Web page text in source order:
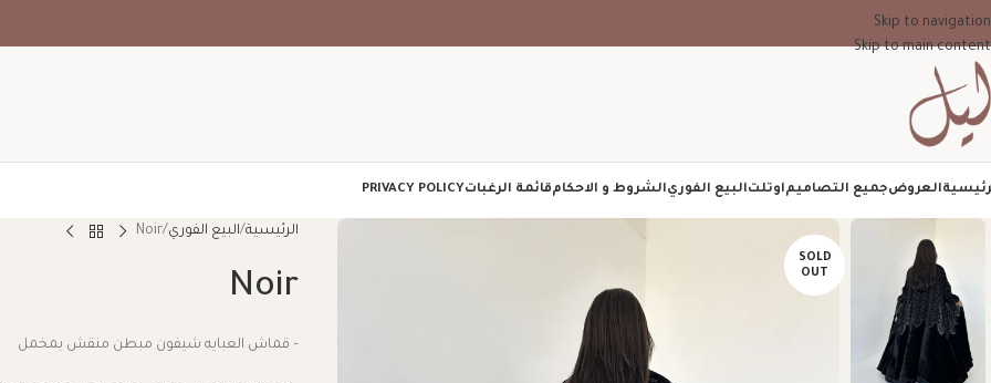
Skip to navigation
Skip to main content
العروضجميع التصاميماوتلتالبيع الفوريالشروط و الاحكامقائمة الرغباتPRIVACY POLICY
SOLD
OUT
الرئيسية البيع الفوري Noir
Noir
– قماش العبايه شيفون مبطن منقش بمخمل